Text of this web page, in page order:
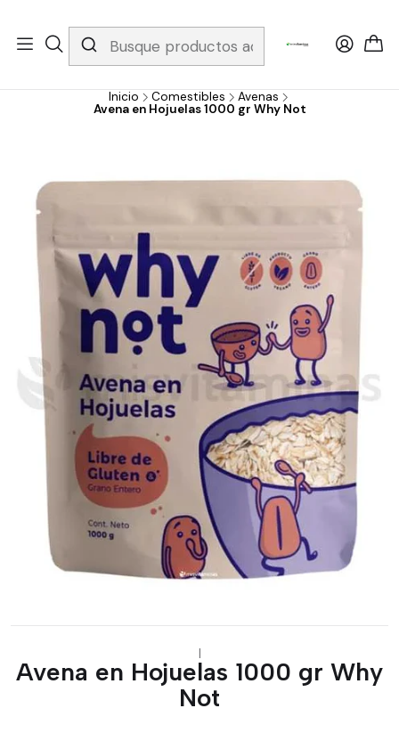
Whatsapp 3229079958/ Fijo 6019251796 / Envios a todo el país y
gratis apartir de 199.000!
Inicio Comestibles
Avenas
Avena en Hojuelas 1000 gr Why Not
|
Avena en Hojuelas 1000 gr Why
Not